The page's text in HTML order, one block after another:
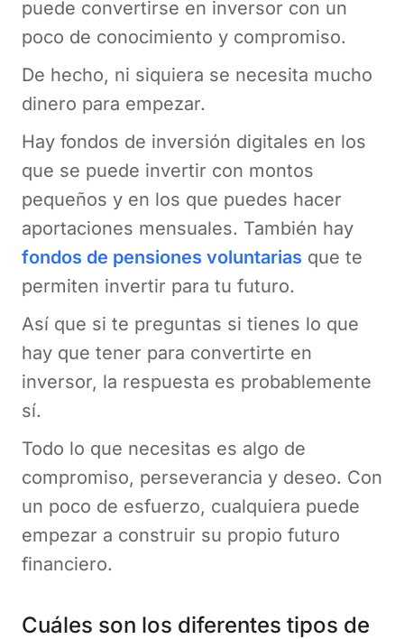
puede convertirse en inversor con un
poco de conocimiento y compromiso.
De hecho, ni siquiera se necesita mucho
dinero para empezar.
Hay fondos de inversión digitales en los
que se puede invertir con montos
pequeños y en los que puedes hacer
aportaciones mensuales. También hay
fondos de pensiones voluntarias que te
permiten invertir para tu futuro.
Así que si te preguntas si tienes lo que
hay que tener para convertirte en
inversor, la respuesta es probablemente
sí.
Todo lo que necesitas es algo de
compromiso, perseverancia y deseo. Con
un poco de esfuerzo, cualquiera puede
empezar a construir su propio futuro
financiero.
Cuáles son los diferentes tipos de